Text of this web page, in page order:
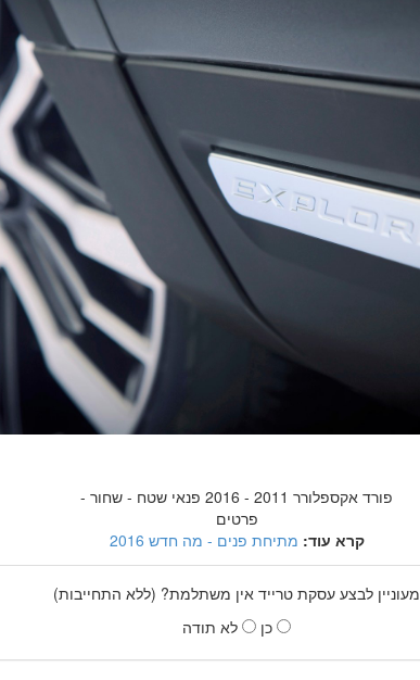
פורד אקספלורר 2011 - 2016 פנאי שטח - שחור -
פרטים
קרא עוד: מתיחת פנים - מה חדש 2016
מעוניין לבצע עסקת טרייד אין משתלמת? (ללא התחייבות)
כן
לא תודה